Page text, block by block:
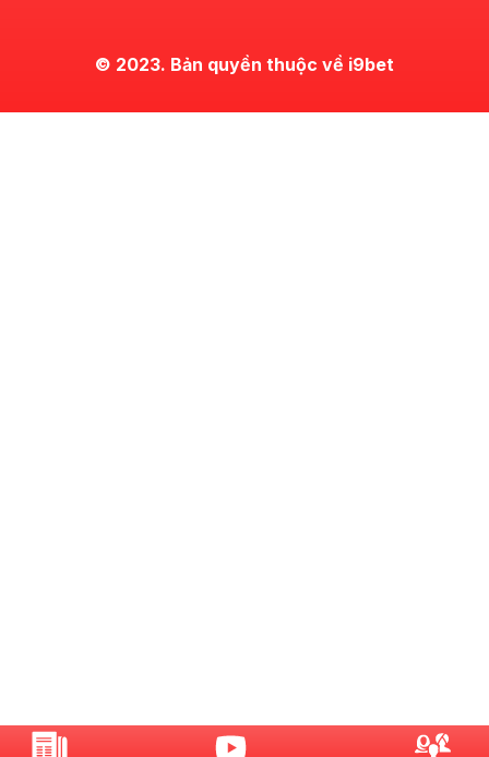
© 2023. Bản quyền thuộc về i9bet